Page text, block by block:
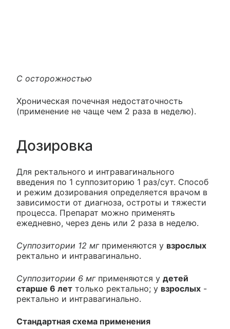
С осторожностью
Хроническая почечная недостаточность
(применение не чаще чем 2 раза в неделю).
Дозировка
Для ректального и интравагинального
введения по 1 суппозиторию 1 раз/сут. Способ
и режим дозирования определяется врачом в
зависимости от диагноза, остроты и тяжести
процесса. Препарат можно применять
ежедневно, через день или 2 раза в неделю.
Суппозитории 12 мгприменяются у взрослых
ректально и интравагинально.
Суппозитории 6 мгприменяются у детей
старше 6 лет только ректально; у взрослых -
ректально и интравагинально.
Стандартная схема применения